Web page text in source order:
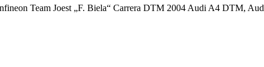
Team Joest „F. Biela“ Carrera DTM 2004 Audi A4 DTM,